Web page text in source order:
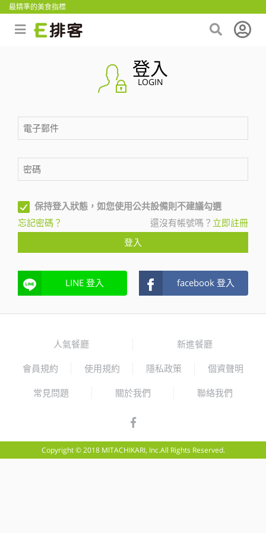
最精準的美食指標
登入
LOGIN
保持登入狀態，如您使用公共設備則不建議勾選
忘記密碼？
還沒有帳號嗎？ 立即註冊
登入
LINE 登入 facebook 登入
人氣餐廳 新進餐廳
會員規約 使用規約 隱私政策 個資聲明
常見問題 關於我們 聯絡我們
Copyright © 2018 MITACHIKARI, Inc.All Rights Reserved.